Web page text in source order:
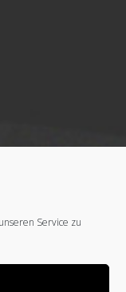
Service zu